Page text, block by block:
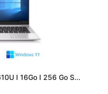
I 16Go I 256 Go S...